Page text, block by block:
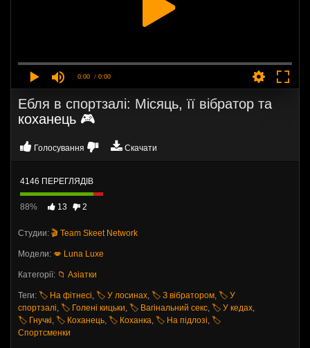
0:00 / 0:00
Ебля в спортзалі: Місяць, її вібратор та
коханець 🎮
Голосування Скачати
4146 ПЕРЕГЛЯДІВ
88% 13 2
Студии: 🎬 Team Skeet Network
Модели: 💋 Luna Luxe
Категорії: 📁 Азіатки
Теги: 🏷️ На фітнесі, 🏷️ У лосинах, 🏷️ З вібратором, 🏷️ У
спортзалі, 🏷️ Голені кицьки, 🏷️ Вагінальний секс, 🏷️ У кедах,
🏷️ Гнучкі, 🏷️ Коханець, 🏷️ Коханка, 🏷️ На підлозі, 🏷️
Спортсменки